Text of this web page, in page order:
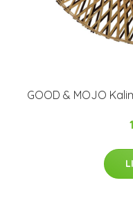
GOOD & MOJO